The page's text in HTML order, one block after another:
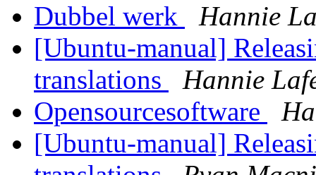
Dubbel werk
Hannie
[Ubuntu-manual]
translations
Hannie
Opensourcesoftware
[Ubuntu-manual]